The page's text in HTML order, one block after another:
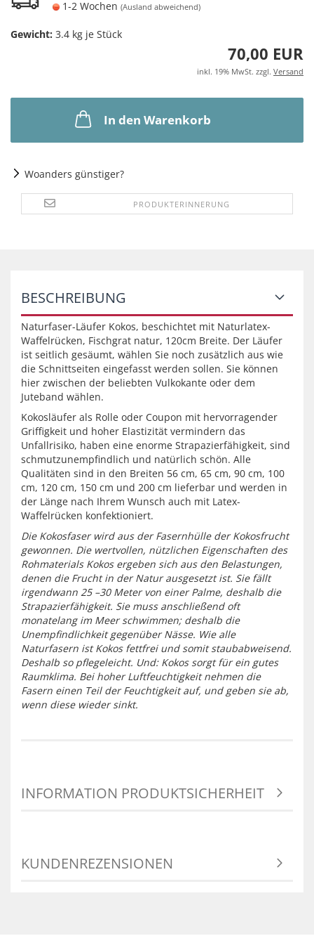
1-2 Wochen (Ausland abweichend)
Gewicht: 3.4 kg je Stück
70,00 EUR
inkl. 19% MwSt. zzgl. Versand
In den Warenkorb
Woanders günstiger?
PRODUKTERINNERUNG
BESCHREIBUNG
Naturfaser-Läufer Kokos, beschichtet mit Naturlatex-
Waffelrücken, Fischgrat natur, 120cm Breite. Der Läufer
ist seitlich gesäumt, wählen Sie noch zusätzlich aus wie
die Schnittseiten eingefasst werden sollen. Sie können
hier zwischen der beliebten Vulkokante oder dem
Juteband wählen.
Kokosläufer als Rolle oder Coupon mit hervorragender
Griffigkeit und hoher Elastizität vermindern das
Unfallrisiko, haben eine enorme Strapazierfähigkeit, sind
schmutzunempfindlich und natürlich schön. Alle
Qualitäten sind in den Breiten 56 cm, 65 cm, 90 cm, 100
cm, 120 cm, 150 cm und 200 cm lieferbar und werden in
der Länge nach Ihrem Wunsch auch mit Latex-
Waffelrücken konfektioniert.
Die Kokosfaser wird aus der Fasernhülle der Kokosfrucht
gewonnen. Die wertvollen, nützlichen Eigenschaften des
Rohmaterials Kokos ergeben sich aus den Belastungen,
denen die Frucht in der Natur ausgesetzt ist. Sie fällt
irgendwann 25 –30 Meter von einer Palme, deshalb die
Strapazierfähigkeit. Sie muss anschließend oft
monatelang im Meer schwimmen; deshalb die
Unempfindlichkeit gegenüber Nässe. Wie alle
Naturfasern ist Kokos fettfrei und somit staubabweisend.
Deshalb so pflegeleicht. Und: Kokos sorgt für ein gutes
Raumklima. Bei hoher Luftfeuchtigkeit nehmen die
Fasern einen Teil der Feuchtigkeit auf, und geben sie ab,
wenn diese wieder sinkt.
INFORMATION PRODUKTSICHERHEIT
KUNDENREZENSIONEN